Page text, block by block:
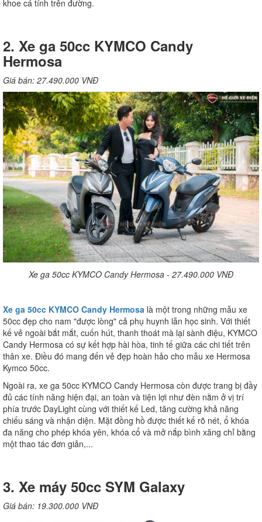
khoe cá tính trên đường.
2. Xe ga 50cc KYMCO Candy
Hermosa
Giá bán: 27.490.000 VNĐ
Xe ga 50cc KYMCO Candy Hermosa - 27.490.000 VNĐ
Xe ga 50cc KYMCO Candy Hermosa là một trong những mẫu xe
50cc đẹp cho nam "được lòng" cả phụ huynh lẫn học sinh. Với thiết
kế vẻ ngoài bắt mắt, cuốn hút, thanh thoát mà lại sành điệu, KYMCO
Candy Hermosa có sự kết hợp hài hòa, tinh tế giữa các chi tiết trên
thân xe. Điều đó mang đến vẻ đẹp hoàn hảo cho mẫu xe Hermosa
Kymco 50cc.
Ngoài ra, xe ga 50cc KYMCO Candy Hermosa còn được trang bị đầy
đủ các tính năng hiện đại, an toàn và tiện lợi như đèn nằm ở vị trí
phía trước DayLight cùng với thiết kế Led, tăng cường khả năng
chiếu sáng và nhận diện. Mặt đồng hồ được thiết kế rõ nét, ổ khóa
đa năng cho phép khóa yên, khóa cổ và mở nắp bình xăng chỉ bằng
một thao tác đơn giản,...
3. Xe máy 50cc SYM Galaxy
Giá bán: 19.300.000 VNĐ